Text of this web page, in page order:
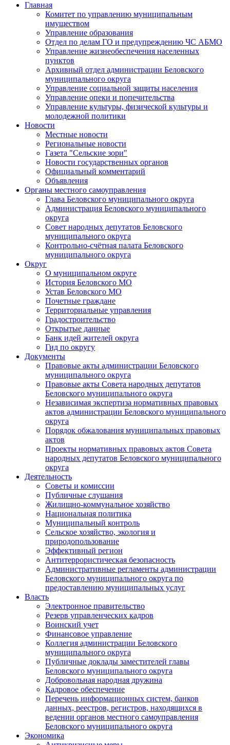
Главная
Комитет по управлению муниципальным
имуществом
Управление образования
Отдел по делам ГО и предупреждению ЧС АБМО
Управление жизнеобеспечения населенных
пунктов
Архивный отдел администрации Беловского
муниципального округа
Управление социальной защиты населения
Управление опеки и попечительства
Управление культуры, физической культуры и
молодежной политики
Новости
Местные новости
Региональные новости
Газета "Сельские зори"
Новости государственных органов
Официальный комментарий
Объявления
Органы местного самоуправления
Глава Беловского муниципального округа
Администрация Беловского муниципального
округа
Совет народных депутатов Беловского
муниципального округа
Контрольно-счётная палата Беловского
муниципального округа
Округ
О муниципальном округе
История Беловского МО
Устав Беловского МО
Почетные граждане
Территориальные управления
Градостроительство
Открытые данные
Банк идей жителей округа
Гид по округу
Документы
Правовые акты администрации Беловского
муниципального округа
Правовые акты Совета народных депутатов
Беловского муниципального округа
Независимая экспертиза нормативных правовых
актов администрации Беловского муниципального
округа
Порядок обжалования муниципальных правовых
актов
Проекты нормативных правовых актов Совета
народных депутатов Беловского муниципального
округа
Деятельность
Советы и комиссии
Публичные слушания
Жилищно-коммунальное хозяйство
Национальная политика
Муниципальный контроль
Сельское хозяйство, экология и
природопользование
Эффективный регион
Антитеррористическая безопасность
Административные регламенты администрации
Беловского муниципального округа по
предоставлению муниципальных услуг
Власть
Электронное правительство
Резерв управленческих кадров
Воинский учет
Финансовое управление
Коллегия администрации Беловского
муниципального округа
Публичные доклады заместителей главы
Беловского муниципального округа
Добровольная народная дружина
Кадровое обеспечение
Перечень информационных систем, банков
данных, реестров, регистров, находящихся в
ведении органов местного самоуправления
Беловского муниципального округа
Экономика